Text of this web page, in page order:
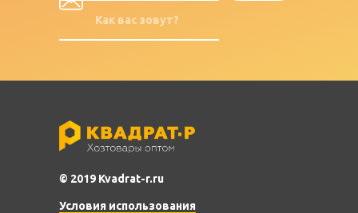
© 2019 Kvadrat-r.ru
Условия использования